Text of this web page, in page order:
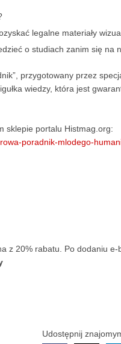
legalne materiały
o studiach zanim się na
przygotowany przez
wiedzy, która jest
sklepie portalu Histmag.org:
poradnik-mlodego-
z 20% rabatu. Po dodaniu
Udostępnij